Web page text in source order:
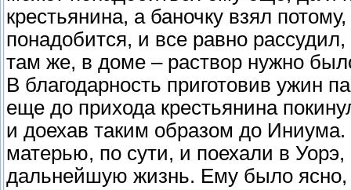
крестьянина, а баночку взял
понадобится, и все равно
там же, в доме – раствор нужно
В благодарность приготовив ужин
еще до прихода крестьянина
и доехав таким образом до Иниума.
матерью, по сути, и поехали в
дальнейшую жизнь. Ему было